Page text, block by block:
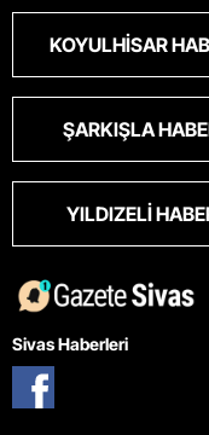
KOYULHISAR
ŞARKIŞLA
YILDIZELI
Sivas Haberleri